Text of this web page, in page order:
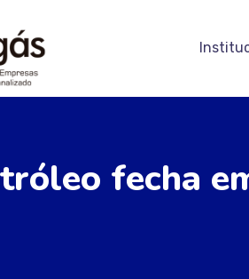
fecha